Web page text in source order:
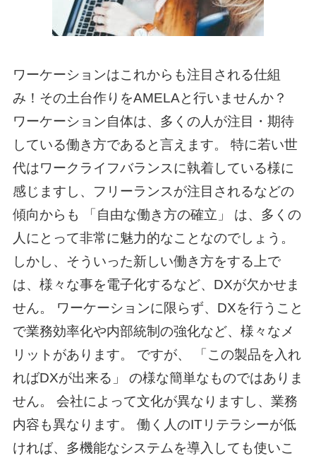
ワーケーションはこれからも注目される仕組
み！その土台作りをAMELAと行いませんか？
ワーケーション自体は、多くの人が注目・期待
している働き方であると言えます。 特に若い世
代はワークライフバランスに執着している様に
感じますし、フリーランスが注目されるなどの
傾向からも 「自由な働き方の確立」 は、多くの
人にとって非常に魅力的なことなのでしょう。
しかし、そういった新しい働き方をする上で
は、様々な事を電子化するなど、DXが欠かせま
せん。 ワーケーションに限らず、DXを行うこと
で業務効率化や内部統制の強化など、様々なメ
リットがあります。 ですが、 「この製品を入れ
ればDXが出来る」 の様な簡単なものではありま
せん。 会社によって文化が異なりますし、業務
内容も異なります。 働く人のITリテラシーが低
ければ、多機能なシステムを導入しても使いこ